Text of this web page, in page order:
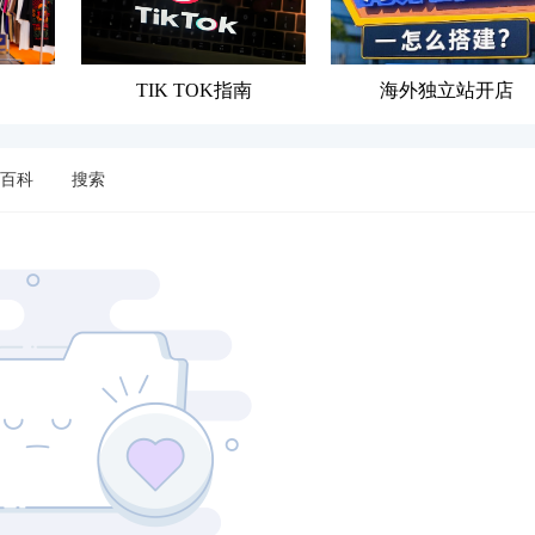
TIK TOK指南 海外独立站开店
百科 搜索